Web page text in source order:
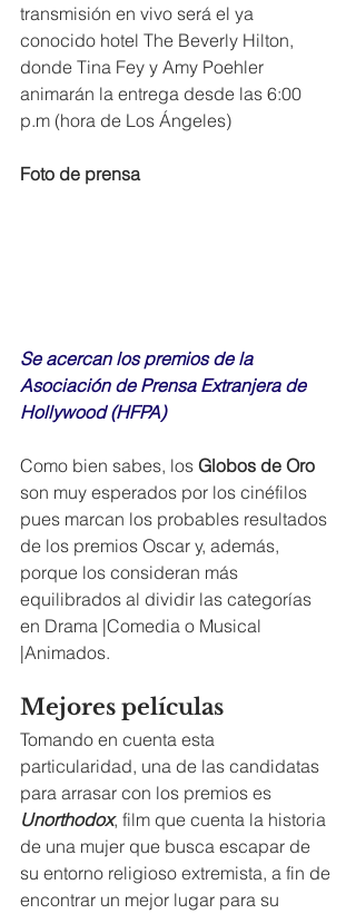
transmisión en vivo será el ya
conocido hotel The Beverly Hilton,
donde Tina Fey y Amy Poehler
animarán la entrega desde las 6:00
p.m (hora de Los Ángeles)
Foto de prensa
Se acercan los premios de la
Asociación de Prensa Extranjera de
Hollywood (HFPA)
Como bien sabes, los Globos de Oro
son muy esperados por los cinéfilos
pues marcan los probables resultados
de los premios Oscar y, además,
porque los consideran más
equilibrados al dividir las categorías
en Drama |Comedia o Musical
|Animados.
Mejores películas
Tomando en cuenta esta
particularidad, una de las candidatas
para arrasar con los premios es
Unorthodox, film que cuenta la historia
de una mujer que busca escapar de
su entorno religioso extremista, a fin de
encontrar un mejor lugar para su